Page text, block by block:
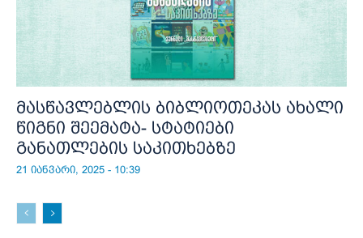
მასწავლებლის ბიბლიოთეკას ახალი
წიგნი შეემატა- სტატიები
განათლების საკითხებზე
21 იანვარი, 2025 - 10:39